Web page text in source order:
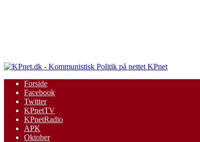
KPnet
Forside
Facebook
Twitter
KPnetTV
KPnetRadio
APK
Oktober